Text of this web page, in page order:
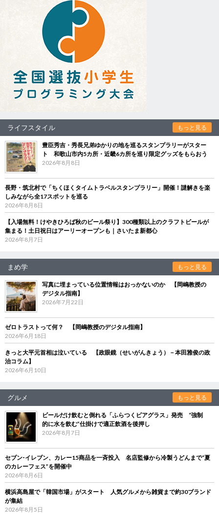
ライフスタイル もっと見る
豊臣秀吉・秀長兄弟ゆかりの地を巡るスタンプラリーがスター
ト 和歌山市内5カ所・近畿6カ所を巡り限定グッズをもらおう
2026年8月8日
長野・筑北村で「ちくほくタイムトラベルスタンプラリー」開催！謎解きを楽
しみながら全17スポットを巡る
2026年8月8日
【入場無料！けやきひろば秋のビール祭り】300種類以上のクラフトビールが
集まる！土日祝日はアーリーオープンも｜さいたま新都心
2026年8月7日
まめ学 もっと見る
写真に埋まっている位置情報はおっかないのか 【岡嶋教授の
デジタル指南】
2026年7月22日
ゼロトラストって何？ 【岡嶋教授のデジタル指南】
2026年6月18日
きっと大平元首相は泣いている 【政眼鏡（せいがんきょう）－本田雅俊の政
治コラム】
2026年6月10日
グルメ もっと見る
ビールだけ飲むと倒れる「ふらつくビアグラス」発売 “強制
的に水を飲む”仕掛けで適正飲酒を後押し
2026年8月7日
セブン‐イレブン、カレー15商品を一斉投入 名店監修から冷製うどんまで“夏
のカレーフェス”を開催中
2026年8月6日
横浜高島屋で「韓国市場」がスタート 人気グルメから雑貨まで約30ブランド
が集結
2026年8月5日